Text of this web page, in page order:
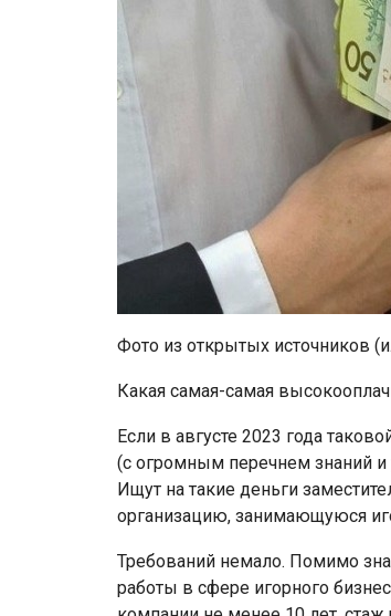
Фото из открытых источников
Какая самая-самая
Если в августе 2023 года
(с огромным перечнем знаний
Ищут на такие деньги
организацию, занимающуюся
Требований немало. Помимо
работы в сфере игорного